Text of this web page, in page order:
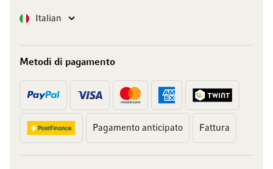
Lingua Italian
Metodi di pagamento
Pagamento anticipato Fattura